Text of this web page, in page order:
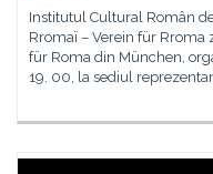
Institutul Cultural Român
Rromaï – Verein für Rroma
für Roma din München,
19. 00, la sediul